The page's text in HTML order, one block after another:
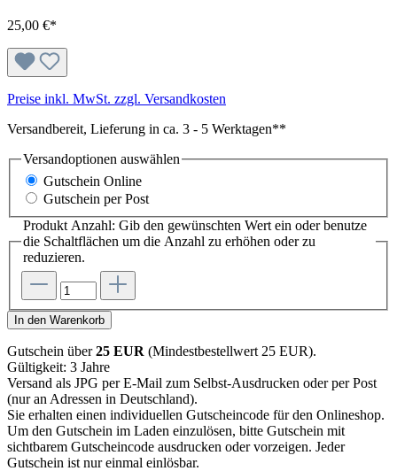
25,00 €*
Preise inkl. MwSt. zzgl. Versandkosten
Versandbereit, Lieferung in ca. 3 - 5 Werktagen**
Versandoptionen auswählen
Gutschein Online
Gutschein per Post
Produkt Anzahl: Gib den gewünschten Wert ein oder benutze
die Schaltflächen um die Anzahl zu erhöhen oder zu
reduzieren.
In den Warenkorb
Gutschein über25 EUR (Mindestbestellwert 25 EUR).
Gültigkeit: 3 Jahre
Versand als JPG per E-Mail zum Selbst-Ausdrucken oder per Post
(nur an Adressen in Deutschland).
Sie erhalten einen individuellen Gutscheincode für den Onlineshop.
Um den Gutschein im Laden einzulösen, bitte Gutschein mit
sichtbarem Gutscheincode ausdrucken oder vorzeigen. Jeder
Gutschein ist nur einmal einlösbar.